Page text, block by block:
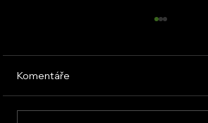
Komentáře